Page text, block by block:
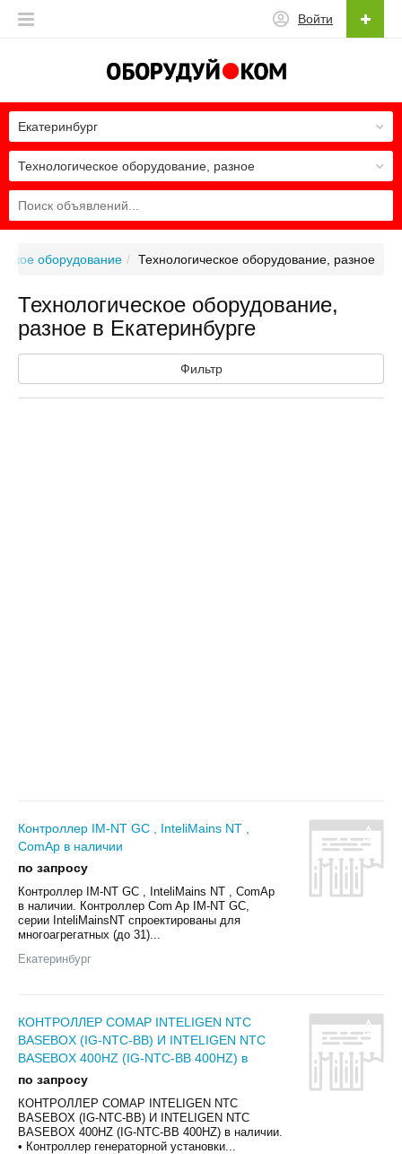
Войти
Технологическое оборудование, разное
Екатеринбург
оборудование Технологическое оборудование, разное
Технологическое оборудование,
разное в Екатеринбурге
Фильтр
Контроллер IM-NT GC , InteliMains NT ,
ComAp в наличии
по запросу
Контроллер IM-NT GC , InteliMains NT , ComAp
в наличии. Контроллер Com Ap IM-NT GC,
серии InteliMainsNT спроектированы для
многоагрегатных (до 31)...
Екатеринбург
КОНТРОЛЛЕР COMAP INTELIGEN NTC
BASEBOX (IG-NTC-BB) И INTELIGEN NTC
BASEBOX 400HZ (IG-NTC-BB 400HZ) в
по запросу
КОНТРОЛЛЕР COMAP INTELIGEN NTC
BASEBOX (IG-NTC-BB) И INTELIGEN NTC
BASEBOX 400HZ (IG-NTC-BB 400HZ) в наличии.
• Контроллер генераторной установки...